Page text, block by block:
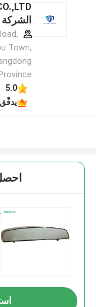
Town,
Province ,الصين
5.0